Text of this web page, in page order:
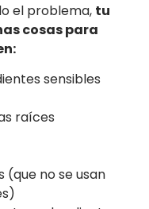
el problema, tu
cosas para
sensibles
raíces
(que no se usan